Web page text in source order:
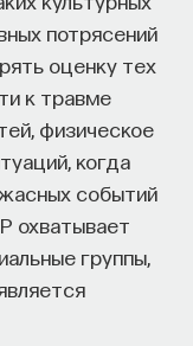
потрясений
оценку тех
к травме
физическое
когда
событий
охватывает
группы,